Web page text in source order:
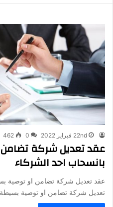
22nd فبراير 2022 0
462
عقد تعديل شركة
بانسحاب احد الشركاء
عقد تعديل شركة تضامن او توصية
تعديل شركة تضامن او توصية